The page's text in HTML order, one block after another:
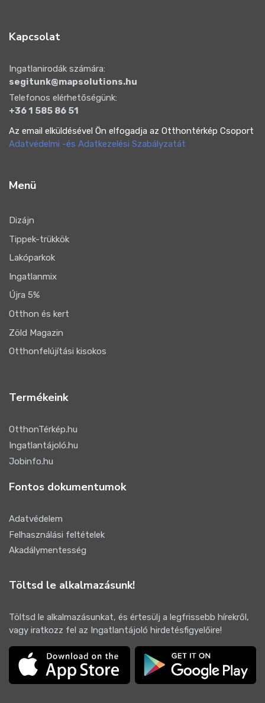
Kapcsolat
Ingatlanirodák számára:
segitunk@mapsolutions.hu
Telefonos elérhetőségünk:
+36 1 585 86 51
Az email elküldésével Ön elfogadja az Otthontérkép Csoport
Adatvédelmi -és Adatkezelési Szabályzatát
Menü
Dizájn
Tippek-trükkök
Lakóparkok
Ingatlanmix
Újra 5%
Otthon és kert
Zöld Magazin
Otthonfelújítási kisokos
Termékeink
OtthonTérkép.hu
Ingatlantájoló.hu
Jobinfo.hu
Fontos dokumentumok
Adatvédelem
Felhasználási feltételek
Akadálymentesség
Töltsd le alkalmazásunk!
Töltsd le alkalmazásunkat, és értesülj a legfrissebb hírekről,
vagy iratkozz fel az Ingatlantájoló hirdetésfigyelőire!